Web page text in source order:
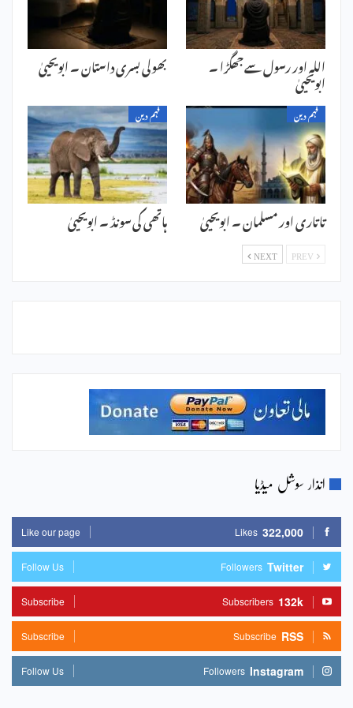
اللہ اور رسول سے جھگڑا ۔
ابویحییٰ
بھولی بسری داستان ۔ ابویحییٰ
فہم دین
تاتاری اور مسلمان ۔ ابویحییٰ
فہم دین
ہاتھی کی سونڈ ۔ ابویحییٰ
NEXT
انذار سوشل میڈیا
322,000
Likes
Like our page
Twitter
Followers
Follow Us
132k
Subscribers
Subscribe
RSS
Subscribe
Subscribe
Instagram
Followers
Follow Us